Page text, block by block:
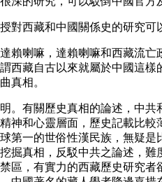
對西藏和中國關係史的研究可
賴喇嘛，達賴喇嘛和西藏流亡
西藏自古以來就屬於中國這
真相。
。有關歷史真相的論述，中
神和心靈層面，歷史記載比
第一的世俗性漢民族，無疑是
掘真相，反駁中共之論述，
區，有實力的西藏歷史研究